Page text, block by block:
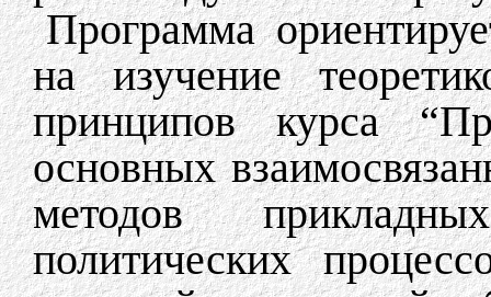
Программа
на изучение
принципов курса
основных
методов
политических